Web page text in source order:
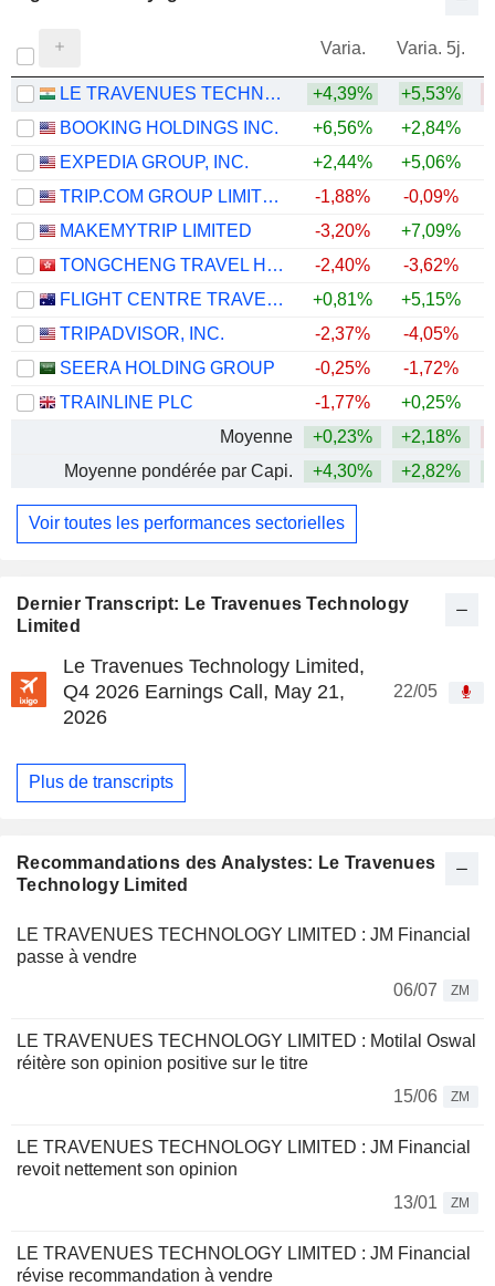
Dernier Transcript: Le Travenues Technology
Limited
Le Travenues Technology Limited,
Q4 2026 Earnings Call, May 21,
2026
22/05
Plus de transcripts
Recommandations des Analystes: Le Travenues
Technology Limited
LE TRAVENUES TECHNOLOGY LIMITED : JM Financial
passe à vendre
06/07
ZM
LE TRAVENUES TECHNOLOGY LIMITED : Motilal Oswal
réitère son opinion positive sur le titre
15/06
ZM
LE TRAVENUES TECHNOLOGY LIMITED : JM Financial
revoit nettement son opinion
13/01
ZM
LE TRAVENUES TECHNOLOGY LIMITED : JM Financial
révise recommandation à vendre
Varia. Varia. 5j.
LE TRAVENUES TECHNOLOGY LIMITED +4,39% +5,53%
BOOKING HOLDINGS INC.
+6,56% +2,84%
EXPEDIA GROUP, INC.
+2,44% +5,06%
TRIP.COM GROUP LIMITED
-1,88% -0,09%
MAKEMYTRIP LIMITED
-3,20% +7,09%
TONGCHENG TRAVEL HOLDINGS LIMITED
-2,40% -3,62%
FLIGHT CENTRE TRAVEL GROUP LIMITED
+0,81% +5,15%
TRIPADVISOR, INC.
-2,37% -4,05%
SEERA HOLDING GROUP
-0,25% -1,72%
TRAINLINE PLC
-1,77% +0,25%
Moyenne
+0,23% +2,18%
Moyenne pondérée par Capi.
+4,30% +2,82%
Voir toutes les performances sectorielles